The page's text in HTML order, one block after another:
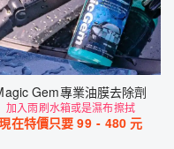
Gem專業油膜去除劑
加入雨刷水箱或是濕布擦拭
在特價只要99 - 480 元